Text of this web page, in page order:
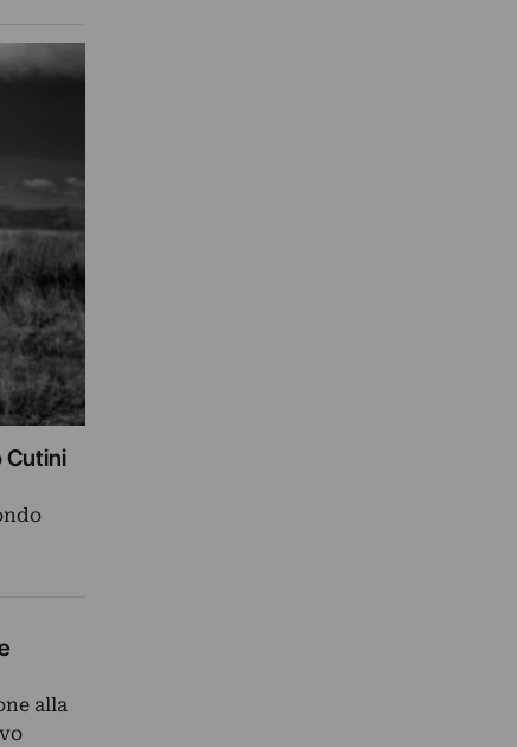
Cutini
alla